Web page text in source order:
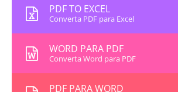
PDF TO EXCEL
Converta PDF para Excel
WORD PARA PDF
Converta Word para PDF
PDF PARA WORD